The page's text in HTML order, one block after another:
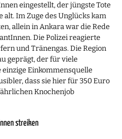
eingestellt, der jüngste Tote
alt. Im Zuge des Unglücks kam
allein in Ankara war die Rede
Die Polizei reagierte
und Tränengas. Die Region
geprägt, der für viele
Einkommensquelle
dass sie hier für 350 Euro
Knochenjob
streiken